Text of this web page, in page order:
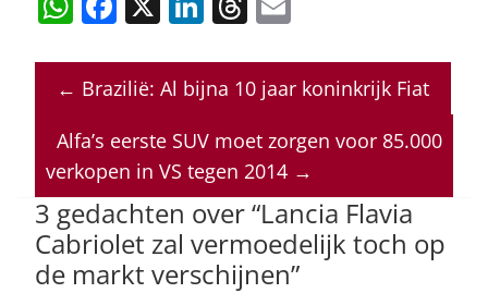
at
s
A
p
p
c
e
b
o
o
k
k
e
dI
n
re
a
d
s
ai
l
← Brazilië: Al bijna 10 jaar koninkrijk Fiat
Alfa’s eerste SUV moet zorgen voor 85.000
verkopen in VS tegen 2014 →
3 gedachten over “Lancia Flavia
Cabriolet zal vermoedelijk toch op
de markt verschijnen”